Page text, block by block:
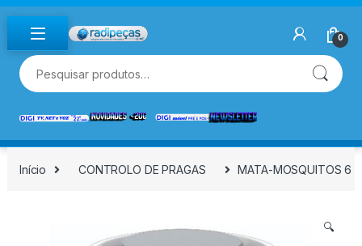
Skip to navigation
Skip to content
0
Pesquisar por:
Início CONTROLO DE PRAGAS MATA-MOSQUITOS 6
🔍